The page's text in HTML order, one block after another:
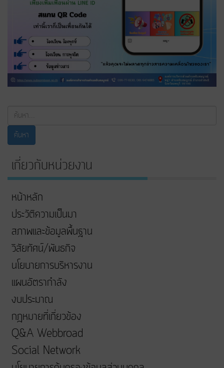
ค้นหา...
ค้นหา
เกี่ยวกับหน่วยงาน
หน้าหลัก
ประวัติความเป็นมา
สภาพและข้อมูลพื้นฐาน
วิสัยทัศน์/พันธกิจ
นโยบายการบริหารงาน
แผนอัตรากำลัง
งบประมาณ
กฎหมายที่เกี่ยวข้อง
Q&A Webbroad
Social Network